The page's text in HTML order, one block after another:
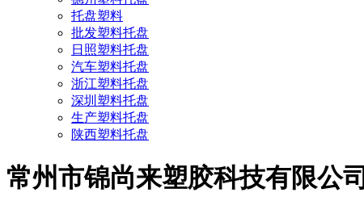
托盘塑料
批发塑料托盘
日照塑料托盘
汽车塑料托盘
浙江塑料托盘
深圳塑料托盘
生产塑料托盘
陕西塑料托盘
常州市锦尚来塑胶科技有限公司